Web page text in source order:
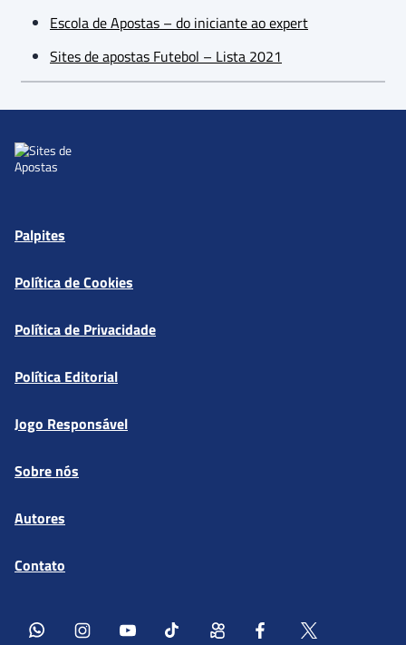
Escola de Apostas – do iniciante ao expert
Sites de apostas Futebol – Lista 2021
Palpites
Política de Cookies
Política de Privacidade
Política Editorial
Jogo Responsável
Sobre nós
Autores
Contato